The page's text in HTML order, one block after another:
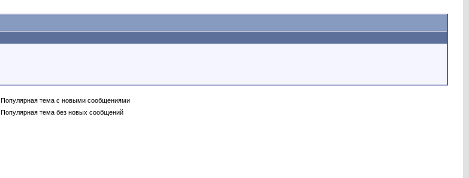
Популярная тема с новыми сообщениями
Популярная тема без новых сообщений